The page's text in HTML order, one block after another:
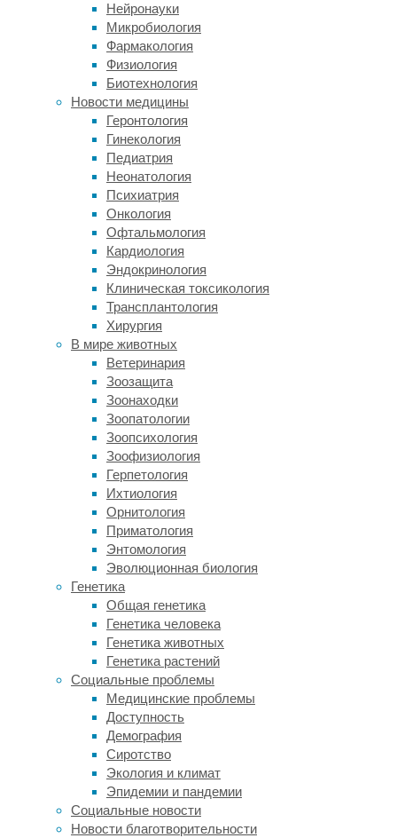
Нейронауки
Микробиология
Фармакология
Физиология
Биотехнология
Новости медицины
Геронтология
Гинекология
Педиатрия
Неонатология
Психиатрия
Онкология
Офтальмология
Кардиология
Эндокринология
Клиническая токсикология
Трансплантология
Хирургия
В мире животных
Ветеринария
Зоозащита
Зоонаходки
Зоопатологии
Зоопсихология
Зоофизиология
Герпетология
Ихтиология
Орнитология
Приматология
Энтомология
Эволюционная биология
Генетика
Общая генетика
Генетика человека
Генетика животных
Генетика растений
Социальные проблемы
Медицинские проблемы
Доступность
Демография
Сиротство
Экология и климат
Эпидемии и пандемии
Социальные новости
Новости благотворительности
лидируют
сердечно-
сосудистые
заболевания.
Инфаркты
или
инсульты,
также
их
последствия
или
осложнения
уносят
множество
жизней
часто
становятся
причинами
инвалидизации
значительного
ухудшения
качества
жизни.
сегодняшний
день
существуют
способы
реперфузионной
терапии
(растворение
механическое
удаление
тромба),
которые
позволяют
устранять
внезапное
перекрытие
просвета